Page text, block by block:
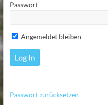
Passwort
Angemeldet bleiben
Passwort zurücksetzen